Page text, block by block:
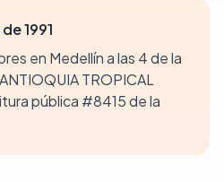
1991
en Medellín a las 4 de la
TROPICAL
pública #8415 de la